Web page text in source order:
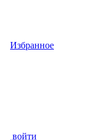
Избранное
войти